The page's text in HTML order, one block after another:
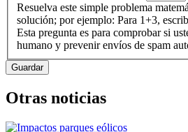
Resuelva este simple problema
solución; por ejemplo: Para 1+3,
Esta pregunta es para comprobar si
humano y prevenir envíos de spam
Otras noticias